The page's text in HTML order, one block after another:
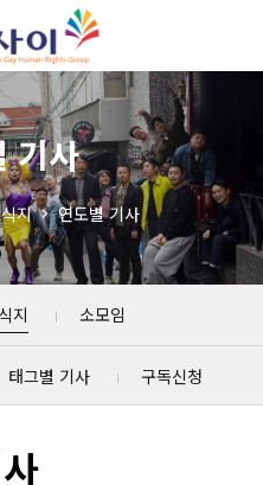
기사
지 연도별 기사
지 소모임
태그별 기사 구독신청